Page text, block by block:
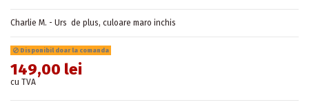
Charlie M. - Urs de plus, culoare maro inchis
Disponibil doar la comanda
149,00 lei
cu TVA